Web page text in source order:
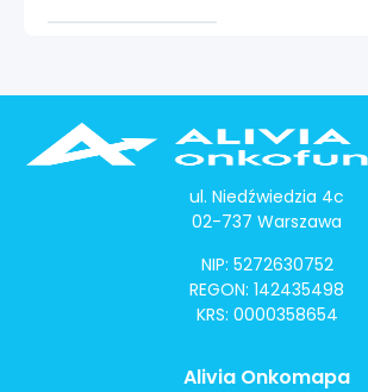
ul. Niedźwiedzia 4c
02-737 Warszawa
NIP: 5272630752
REGON: 142435498
KRS: 0000358654
Alivia Onkomapa